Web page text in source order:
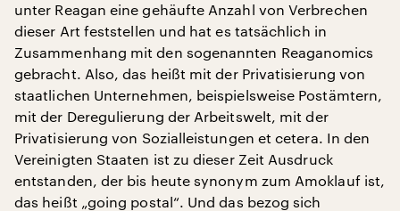
unter Reagan eine gehäufte Anzahl von Verbrechen
dieser Art feststellen und hat es tatsächlich in
Zusammenhang mit den sogenannten Reaganomics
gebracht. Also, das heißt mit der Privatisierung von
staatlichen Unternehmen, beispielsweise Postämtern,
mit der Deregulierung der Arbeitswelt, mit der
Privatisierung von Sozialleistungen et cetera. In den
Vereinigten Staaten ist zu dieser Zeit Ausdruck
entstanden, der bis heute synonym zum Amoklauf ist,
das heißt „going postal“. Und das bezog sich